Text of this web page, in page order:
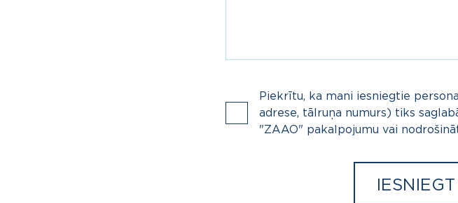
Piekrītu, ka mani iesniegtie
adrese, tālruņa numurs) tiks
"ZAAO" pakalpojumu vai